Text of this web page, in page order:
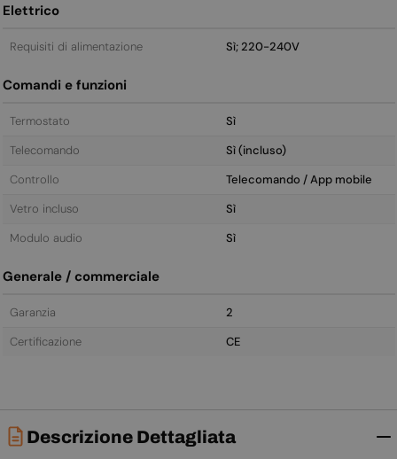
Elettrico
Requisiti di alimentazione Sì; 220-240V
Comandi e funzioni
Termostato
Sì
Telecomando
Sì (incluso)
Controllo
Telecomando / App mobile
Vetro incluso
Sì
Modulo audio
Sì
Generale / commerciale
Garanzia
2
Certificazione
CE
Descrizione Dettagliata